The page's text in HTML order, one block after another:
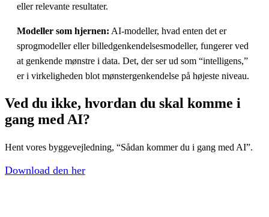
eller relevante resultater.
Modeller som hjernen: AI-modeller, hvad enten det er
sprogmodeller eller billedgenkendelsesmodeller, fungerer ved
at genkende mønstre i data. Det, der ser ud som “intelligens,”
er i virkeligheden blot mønstergenkendelse på højeste niveau.
Ved du ikke, hvordan du skal komme i
gang med AI?
Hent vores byggevejledning, “Sådan kommer du i gang med AI”.
Download den her